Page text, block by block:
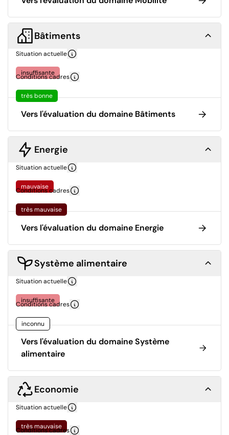
Bâtiments
Situation actuelle
insuffisante
Conditions cadres
très bonne
Vers l'évaluation du domaine Bâtiments
Energie
Situation actuelle
mauvaise
Conditions cadres
très mauvaise
Vers l'évaluation du domaine Energie
Système alimentaire
Situation actuelle
insuffisante
Conditions cadres
inconnu
Vers l'évaluation du domaine Système
alimentaire
Economie
Situation actuelle
très mauvaise
Conditions cadres